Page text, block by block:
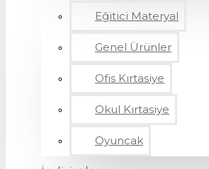
Eğitici Materyal
Genel Ürünler
Ofis Kırtasiye
Okul Kırtasiye
Oyuncak